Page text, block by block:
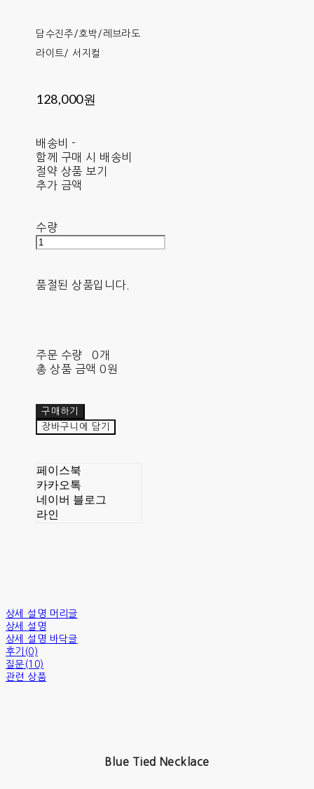
담수진주/호박/레브라도
라이트/ 서지컬
128,000원
배송비 -
함께 구매 시 배송비
절약 상품 보기
추가 금액
수량
품절된 상품입니다.
주문 수량
0개
총 상품 금액 0원
구매하기
장바구니에 담기
페이스북
카카오톡
네이버 블로그
라인
상세 설명 머리글
상세 설명
상세 설명 바닥글
후기(0)
질문(10)
관련 상품
Blue Tied Necklace